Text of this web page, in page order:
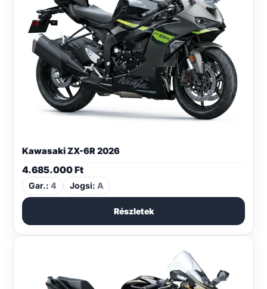
Kawasaki ZX-6R 2026
4.685.000Ft
Gar.: 4 Jogsi: A
Részletek